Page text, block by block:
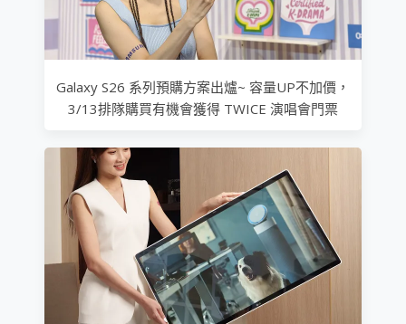
Galaxy S26 系列預購方案出爐~ 容量UP不加價，
3/13排隊購買有機會獲得 TWICE 演唱會門票